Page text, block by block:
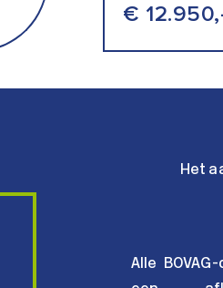
€
Het
Alle